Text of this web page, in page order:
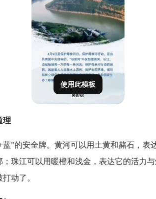
使用此模板
理
"的安全牌。黄河可以用土黄和赭石，表
珠江可以用暖橙和浅金，表达它的活力
动了。